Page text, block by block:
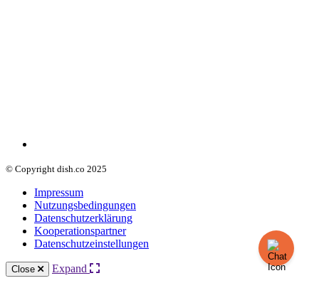
© Copyright dish.co 2025
Impressum
Nutzungsbedingungen
Datenschutzerklärung
Kooperationspartner
Datenschutzeinstellungen
Close Expand